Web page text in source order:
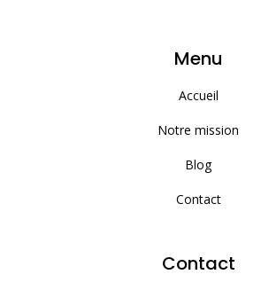
Menu
Accueil
Notre mission
Blog
Contact
Contact